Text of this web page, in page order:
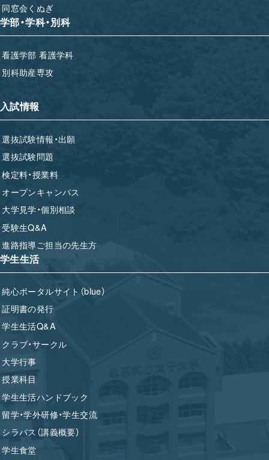
同窓会くぬぎ
学部・学科・別科
看護学部 看護学科
別科助産専攻
入試情報
選抜試験情報・出願
選抜試験問題
検定料・授業料
オープンキャンパス
大学見学・個別相談
受験生Q&A
進路指導ご担当の先生方
学生生活
純心ポータルサイト（blue）
証明書の発行
学生生活Q&A
クラブ・サークル
大学行事
授業科目
学生生活ハンドブック
留学・学外研修・学生交流
シラバス（講義概要）
学生食堂